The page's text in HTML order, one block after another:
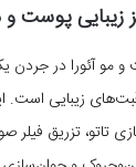
زیبایی پوست و
و مو آئورا در
زیبایی است.
تاتو، تزریق فیلر